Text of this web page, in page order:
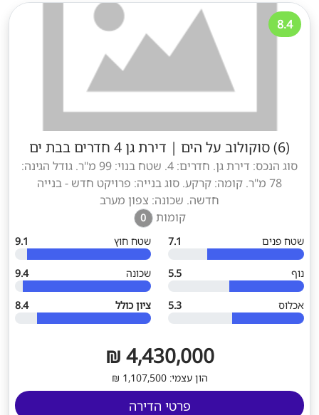
8.4
(6) סוקולוב על הים | דירת גן 4 חדרים בבת ים
סוג הנכס: דירת גן. חדרים: 4. שטח בנוי: 99 מ"ר. גודל הגינה:
78 מ"ר. קומה: קרקע. סוג בנייה: פרויקט חדש - בנייה
חדשה. שכונה: צפון מערב
קומות
0
שטח פנים
7.1 שטח חוץ 9.1
נוף 5.5 שכונה 9.4
אכלוס 5.3 ציון כולל 8.4
4,430,000 ₪
הון עצמי: 1,107,500 ₪
פרטי הדירה